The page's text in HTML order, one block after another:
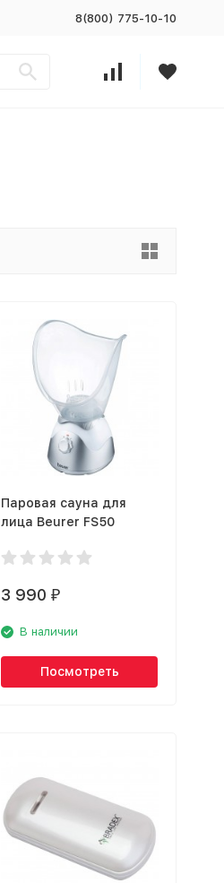
8(800) 775-10-10
Паровая сауна для
лица Beurer FS50
3 990₽
В наличии
Посмотреть